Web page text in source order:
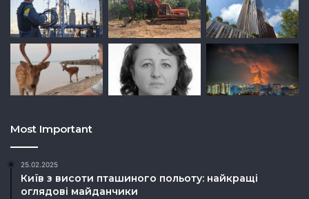
Most Important
25.02.2025
Київ з висоти пташиного польоту: найкращі
оглядові майданчики